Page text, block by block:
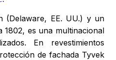
(Delaware, EE. UU.) y un
1802, es una multinacional
En revestimientos
de fachada Tyvek